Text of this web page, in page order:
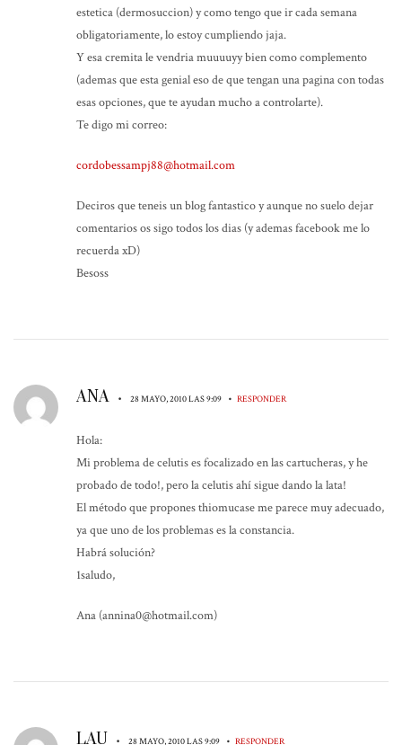
estetica (dermosuccion) y como tengo que ir cada semana
obligatoriamente, lo estoy cumpliendo jaja.
Y esa cremita le vendria muuuuyy bien como complemento
(ademas que esta genial eso de que tengan una pagina con todas
esas opciones, que te ayudan mucho a controlarte).
Te digo mi correo:
cordobessampj88@hotmail.com
Deciros que teneis un blog fantastico y aunque no suelo dejar
comentarios os sigo todos los dias (y ademas facebook me lo
recuerda xD)
Besoss
ANA • 28 MAYO, 2010 LAS 9:09 • RESPONDER
Hola:
Mi problema de celutis es focalizado en las cartucheras, y he
probado de todo!, pero la celutis ahí sigue dando la lata!
El método que propones thiomucase me parece muy adecuado,
ya que uno de los problemas es la constancia.
Habrá solución?
1saludo,
Ana (annina0@hotmail.com)
LAU • 28 MAYO, 2010 LAS 9:09 • RESPONDER